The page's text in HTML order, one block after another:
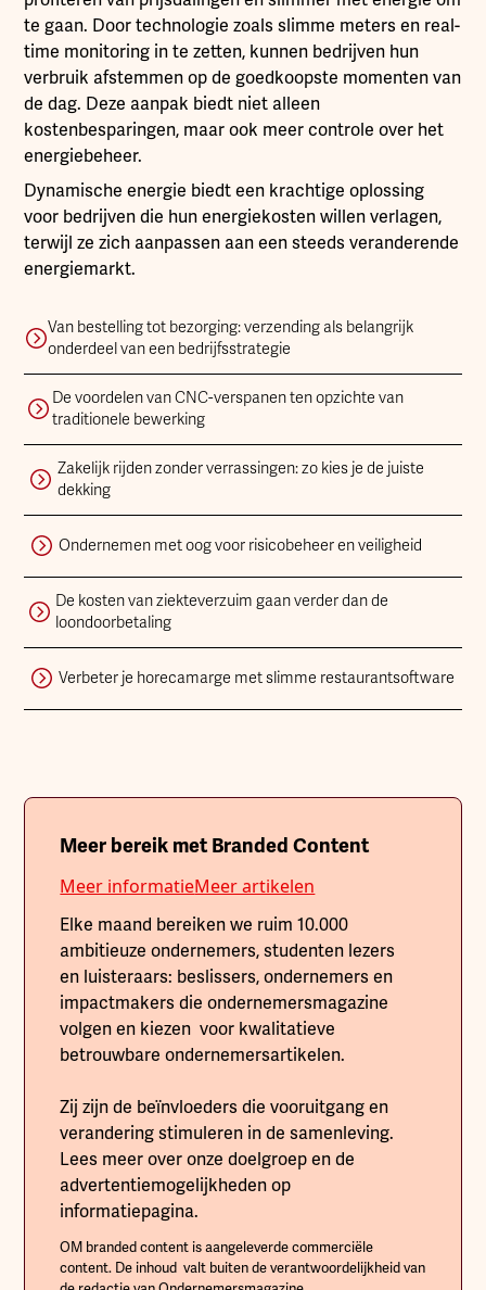
te gaan. Door technologie zoals slimme meters en real-
time monitoring in te zetten, kunnen bedrijven hun
verbruik afstemmen op de goedkoopste momenten van
de dag. Deze aanpak biedt niet alleen
kostenbesparingen, maar ook meer controle over het
energiebeheer.
Dynamische energie biedt een krachtige oplossing
voor bedrijven die hun energiekosten willen verlagen,
terwijl ze zich aanpassen aan een steeds veranderende
energiemarkt.
Van bestelling tot bezorging: verzending als belangrijk
onderdeel van een bedrijfsstrategie
De voordelen van CNC-verspanen ten opzichte van
traditionele bewerking
Zakelijk rijden zonder verrassingen: zo kies je de juiste
dekking
Ondernemen met oog voor risicobeheer en veiligheid
De kosten van ziekteverzuim gaan verder dan de
loondoorbetaling
Verbeter je horecamarge met slimme restaurantsoftware
Meer bereik met Branded Content
Meer informatieMeer artikelen
Elke maand bereiken we ruim 10.000
ambitieuze ondernemers, studenten lezers
en luisteraars: beslissers, ondernemers en
impactmakers die ondernemersmagazine
volgen en kiezen voor kwalitatieve
betrouwbare ondernemersartikelen.
Zij zijn de beïnvloeders die vooruitgang en
verandering stimuleren in de samenleving.
Lees meer over onze doelgroep en de
advertentiemogelijkheden op
informatiepagina.
OM branded content is aangeleverde commerciële
content. De inhoud valt buiten de verantwoordelijkheid van